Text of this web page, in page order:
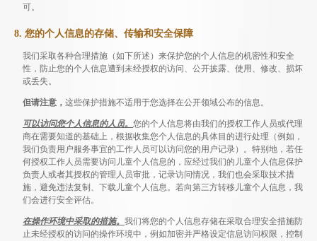
可。
8. 您的个人信息的存储、传输和安全保障
我们采取各种合理措施（如下所述）来保护您的个人信息的机密性和安全
性，防止您的个人信息遭到未经授权的访问、公开披露、使用、修改、损坏
或丢失。
但请注意， 这些保护措施不适用于您选择在公开领域公布的信息。
可以访问您个人信息的人员。 您的个人信息将由我们的授权工作人员或代理
商在需要知道的基础上，根据收集您个人信息的具体目的进行处理（例如，
我们负责用户服务事宜的工作人员可以访问您的用户记录）。特别地，若任
何授权工作人员需要访问儿童个人信息的，应经过我们的儿童个人信息保护
负责人或者其授权的管理人员审批，记录访问情况，我们也会采取技术措
施，避免违法复制、下载儿童个人信息。若向第三方转移儿童个人信息，我
们会进行安全评估。
在操作环境中采取的措施。 我们将您的个人信息存储在采取合理安全措施防
止未经授权的访问的操作环境中，例如加密并严格设定信息访问权限，控制